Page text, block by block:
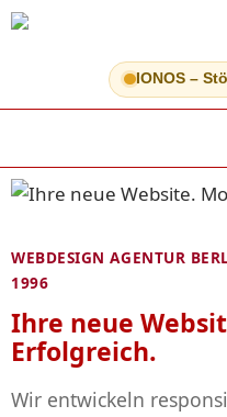
IONOS –
WEBDESIGN AGENTUR
1996
Ihre neue
Erfolgreich.
Wir entwickeln